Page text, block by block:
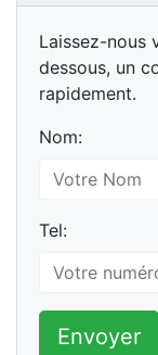
Laissez-nous
dessous, un
rapidement.
Nom:
Tel:
Envoyer